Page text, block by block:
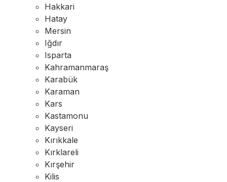
Hakkari
Hatay
Mersin
Iğdır
Isparta
Kahramanmaraş
Karabük
Karaman
Kars
Kastamonu
Kayseri
Kırıkkale
Kırklareli
Kırşehir
Kilis